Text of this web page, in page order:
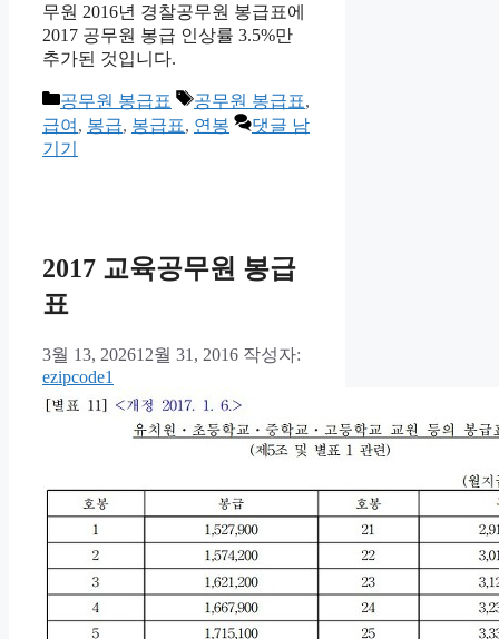
무원 2016년 경찰공무원 봉급표에
2017 공무원 봉급 인상률 3.5%만
추가된 것입니다.
카
테
고
공무원 봉급표
태
그
공무원 봉급표,
급여 , 봉급, 봉급표, 연봉
댓글 남
기기
2017 교육공무원 봉급
표
3월 13, 202612월 31, 2016 작성자:
ezipcode1